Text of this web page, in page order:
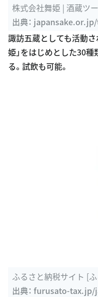
株式会社舞姫 | 酒蔵ツ
出典：
8.html
諏訪五蔵としても活動さ
姫」をはじめとした30
る。試飲も可能。
ふるさと納税サイト [
- 39 信州舞姫 ...
出典： furusato-tax.jp/